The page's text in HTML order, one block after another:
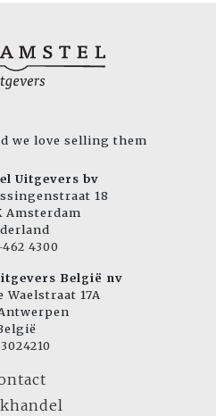
we love selling them
Uitgevers bv
18
Amsterdam
4300
België nv
Waelstraat 17A